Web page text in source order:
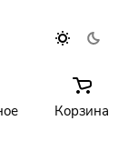
Корзина